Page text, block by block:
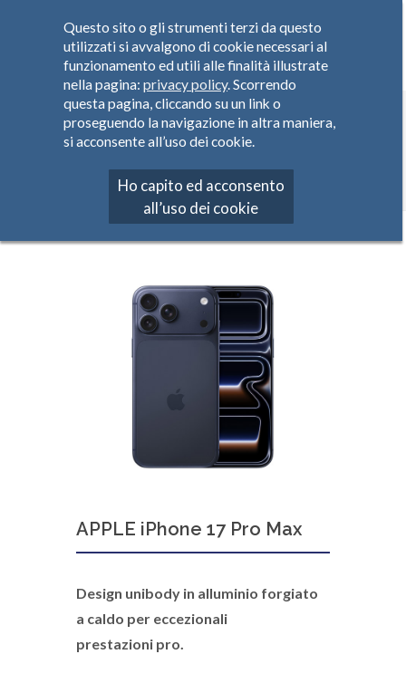
APPLE
APPLE iPhone 17 Pro Max
APPLE iPhone 17 Pro Max
Design unibody in alluminio forgiato
a caldo per eccezionali
prestazioni pro.
Questo sito o gli strumenti terzi da questo
utilizzati si avvalgono di cookie necessari al
funzionamento ed utili alle finalità illustrate
nella pagina:privacy policy. Scorrendo
questa pagina, cliccando su un link o
proseguendo la navigazione in altra maniera,
si acconsente all’uso dei cookie.
Ho capito ed acconsento
all’uso dei cookie